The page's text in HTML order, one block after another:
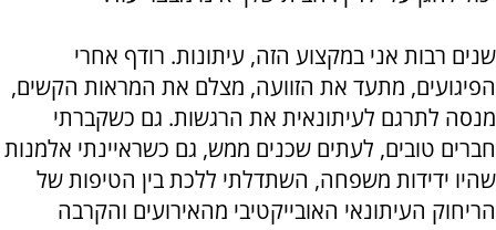
שנים רבות אני במקצוע הזה, עיתונות. רודף אחרי
הפיגועים, מתעד את הזוועה, מצלם את המראות הקשים,
מנסה לתרגם לעיתונאית את הרגשות. גם כשקברתי
חברים טובים, לעתים שכנים ממש, גם כשראיינתי אלמנות
שהיו ידידות משפחה, השתדלתי ללכת בין הטיפות של
הריחוק העיתונאי האובייקטיבי מהאירועים והקרבה